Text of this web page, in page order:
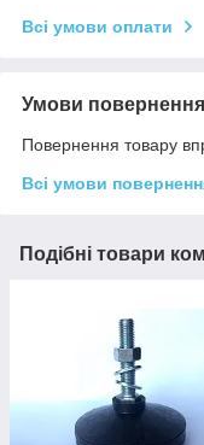
Всі умови оплати
Умови повернення
Повернення товару
Всі умови
Подібні товари